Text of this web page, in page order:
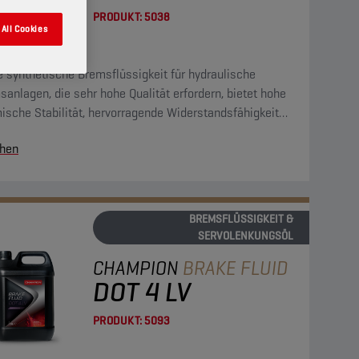
PRODUKT:5038
synthetische Bremsflüssigkeit für hydraulische
die sehr hohe Qualität erfordern, bietet hohe
Stabilität, hervorragende Widerstandsfähigkeit
Sie ist mit allen normalerweise in
BREMSFLÜSSIGKEIT &
SERVOLENKUNGSÖL
CHAMPION BRAKE FLUID
DOT 4 LV
PRODUKT:5093
Cookies